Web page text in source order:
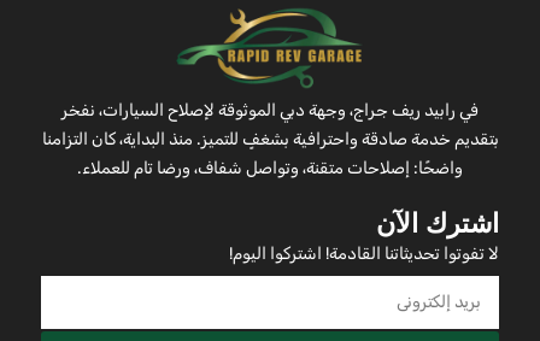
في رابيد ريف جراج، وجهة دبي الموثوقة لإصلاح السيارات، نفخر
بتقديم خدمة صادقة واحترافية بشغفٍ للتميز. منذ البداية، كان التزامنا
واضحًا: إصلاحات متقنة، وتواصل شفاف، ورضا تام للعملاء.
اشترك الآن
لا تفوتوا تحديثاتنا القادمة! اشتركوا اليوم!